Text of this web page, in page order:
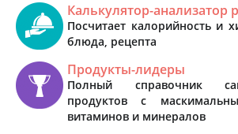
Калькулятор-анализатор
Посчитает калорийность и
блюда, рецепта
Продукты-лидеры
Полный справочник
продуктов с
витаминов и минералов